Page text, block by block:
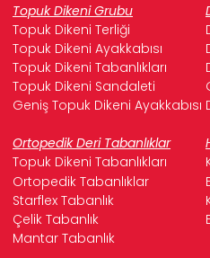
Topuk Dikeni Grubu
Topuk Dikeni Terliği
Topuk Dikeni Ayakkabısı
Topuk Dikeni Tabanlıkları
Topuk Dikeni Sandaleti
Geniş Topuk Dikeni Ayakkabısı
Ortopedik Deri Tabanlıklar
Topuk Dikeni Tabanlıkları
Ortopedik Tabanlıklar
Starflex Tabanlık
Çelik Tabanlık
Mantar Tabanlık